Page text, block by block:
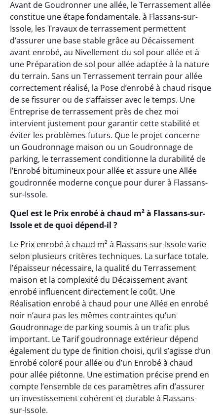
Avant de Goudronner une allée, le Terrassement allée
constitue une étape fondamentale. à Flassans-sur-
Issole, les Travaux de terrassement permettent
d’assurer une base stable grâce au Décaissement
avant enrobé, au Nivellement du sol pour allée et à
une Préparation de sol pour allée adaptée à la nature
du terrain. Sans un Terrassement terrain pour allée
correctement réalisé, la Pose d’enrobé à chaud risque
de se fissurer ou de s’affaisser avec le temps. Une
Entreprise de terrassement près de chez moi
intervient justement pour garantir cette stabilité et
éviter les problèmes futurs. Que le projet concerne
un Goudronnage maison ou un Goudronnage de
parking, le terrassement conditionne la durabilité de
l’Enrobé bitumineux pour allée et assure une Allée
goudronnée moderne conçue pour durer à Flassans-
sur-Issole.
Quel est le Prix enrobé à chaud m² à Flassans-sur-
Issole et de quoi dépend-il ?
Le Prix enrobé à chaud m² à Flassans-sur-Issole varie
selon plusieurs critères techniques. La surface totale,
l’épaisseur nécessaire, la qualité du Terrassement
maison et la complexité du Décaissement avant
enrobé influencent directement le coût. Une
Réalisation enrobé à chaud pour une Allée en enrobé
noir n’aura pas les mêmes contraintes qu’un
Goudronnage de parking soumis à un trafic plus
important. Le Tarif goudronnage extérieur dépend
également du type de finition choisi, qu’il s’agisse d’un
Enrobé coloré pour allée ou d’un Enrobé à chaud
pour allée piétonne. Une estimation précise prend en
compte l’ensemble de ces paramètres afin d’assurer
un investissement cohérent et durable à Flassans-
sur-Issole.